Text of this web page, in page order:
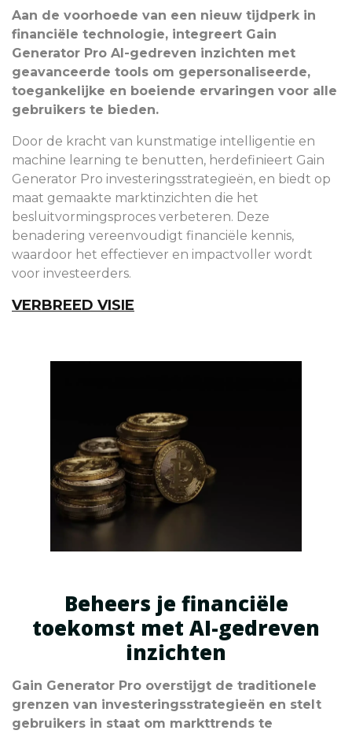
Aan de voorhoede van een nieuw tijdperk in
financiële technologie, integreert Gain
Generator Pro AI-gedreven inzichten met
geavanceerde tools om gepersonaliseerde,
toegankelijke en boeiende ervaringen voor alle
gebruikers te bieden.
Door de kracht van kunstmatige intelligentie en
machine learning te benutten, herdefinieert Gain
Generator Pro investeringsstrategieën, en biedt op
maat gemaakte marktinzichten die het
besluitvormingsproces verbeteren. Deze
benadering vereenvoudigt financiële kennis,
waardoor het effectiever en impactvoller wordt
voor investeerders.
VERBREED VISIE
Beheers je financiële
toekomst met AI-gedreven
inzichten
Gain Generator Pro overstijgt de traditionele
grenzen van investeringsstrategieën en stelt
gebruikers in staat om markttrends te